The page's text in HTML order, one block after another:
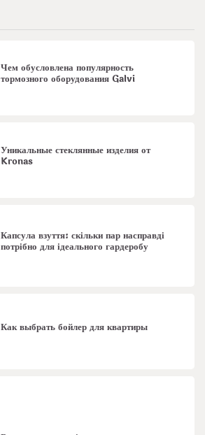
Чем обусловлена популярность
тормозного оборудования Galvi
Уникальные стеклянные изделия от
Kronas
Капсула взуття: скільки пар насправді
потрібно для ідеального гардеробу
Как выбрать бойлер для квартиры